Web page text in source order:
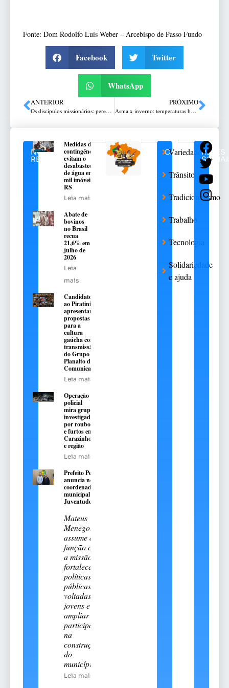
Fonte: Dom Rodolfo Luís Weber – Arcebispo de Passo Fundo
Facebook Twitter
WhatsApp
ANTERIOR
Os discípulos missionários: peregrinar de esperança
PRÓXIMO
Asma x inverno: temperaturas baixas favorecem as crises asmáticas
NOTÍCIAS
RELACIONADAS
Medidas de
contingência
evitam o
desabastecimento
de água em 376
mil imóveis no
RS
Leia mais
Abate de
bovinos
no Brasil
recua
21,6% em
julho de
2026
Leia
mais
Candidatos
ao Piratini
apresentarão
propostas
para a
cultura
gaúcha com
transmissão
do Grupo
Planalto de
Comunicação
Leia mais
Operação
policial
mira grupo
investigado
por roubos
e furtos em
Carazinho
e região
Leia mais
Prefeito Pedro
anuncia novo
coordenador
municipal da
Juventude
Mateus
Menegotto
assume a
função com
a missão de
fortalecer
políticas
públicas
voltadas aos
jovens e
ampliar sua
participação
na
construção
do
município
Leia mais
CATEGORIAS
Variedades
Trânsito
Tradicionalismo
Trabalho
Tecnologia
Solidariedade
e ajuda
REDES